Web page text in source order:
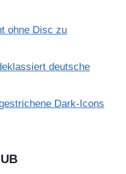
ohne Disc zu
deutsche
Dark-Icons